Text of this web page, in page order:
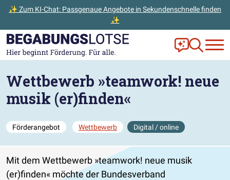
✨ Zum KI-Chat: Passgenaue Angebote in Sekundenschnelle finden
✨
Zum Hauptinhalt der Seite springen
Zur Startseite gehen Frag Ella!
Zur
Wettbewerb »teamwork! neue
musik (er)finden«
Förderangebot Wettbewerb Digital / online
Mit dem Wettbewerb »teamwork! neue musik
(er)finden« möchte der Bundesverband